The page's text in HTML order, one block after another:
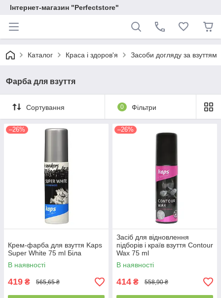
Інтернет-магазин "Perfectstore"
Каталог Краса і здоров'я Засоби догляду за взуттям
Фарба для взуття
Сортування 0 Фільтри
–26%
Крем-фарба для взуття Kaps
Super White 75 ml Біла
В наявності
419 ₴ 565,65 ₴
–26%
Засіб для відновлення
підборів і країв взуття Contour
Wax 75 ml
В наявності
414 ₴ 558,90 ₴